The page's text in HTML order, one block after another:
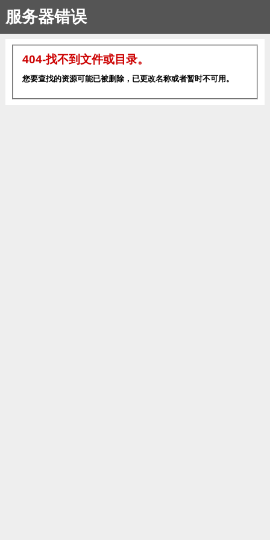
服务器错误
404-找不到文件或目录。
您要查找的资源可能已被删除，已更改名称或者暂时不可用。